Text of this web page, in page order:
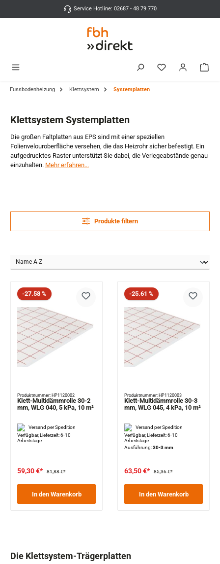
Zum Hauptinhalt springen Service Hotline: 02687 - 48 79 770
Fussbodenheizung Klettsystem Systemplatten
Klettsystem Systemplatten
Die großen Faltplatten aus EPS sind mit einer speziellen
Folienvelouroberfläche versehen, die das Heizrohr sicher befestigt. Ein
aufgedrucktes Raster unterstützt Sie dabei, die Verlegeabstände genau
einzuhalten. Mehr erfahren...
Produkte filtern
Rabatt
-27.58 %
Produktnummer: HP1120002
Klett-Multidämmrolle 30-2
mm, WLG 040, 5 kPa, 10 m²
Versand per Spedition
Verfügbar, Lieferzeit: 6-10
Arbeitstage
59,30 €* 81,88 €*
In den Warenkorb
Rabatt
-25.61 %
Produktnummer: HP1120003
Klett-Multidämmrolle 30-3
mm, WLG 045, 4 kPa, 10 m²
Versand per Spedition
Verfügbar, Lieferzeit: 6-10
Arbeitstage
Ausführung:30-3 mm
63,50 €* 85,36 €*
In den Warenkorb
Die Klettsystem-Trägerplatten